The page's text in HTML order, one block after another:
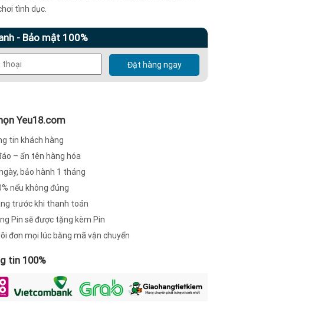
tình dục.
- Bảo mật 100%
Đặt hàng ngay
Yeu18.com
tin khách hàng
– ẩn tên hàng hóa
bảo hành 1 tháng
nếu không đúng
trước khi thanh toán
Pin sẽ được tặng kèm Pin
đơn mọi lúc bằng mã vận chuyển
tin 100%